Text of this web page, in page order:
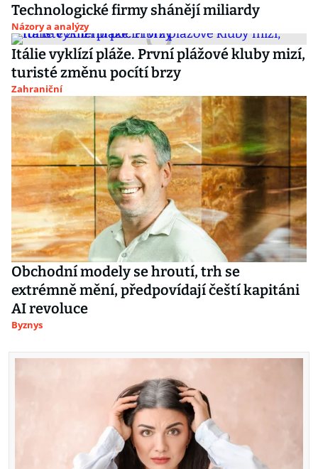
Technologické firmy shánějí miliardy
Názory a analýzy
Itálie vyklízí pláže. První plážové kluby mizí,
turisté změnu pocítí brzy
Zahraniční
Obchodní modely se hroutí, trh se
extrémně mění, předpovídají čeští kapitáni
AI revoluce
Byznys